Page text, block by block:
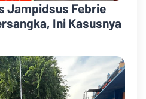
Jampidsus Febrie
Ini Kasusnya